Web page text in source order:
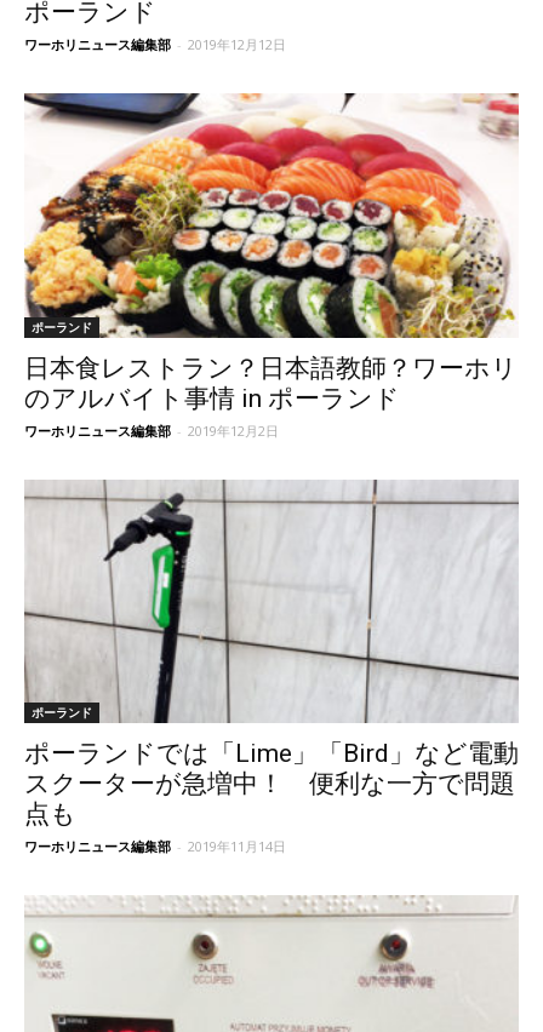
ポーランド
ワーホリニュース編集部 - 2019年12月12日
ポーランド
日本食レストラン？日本語教師？ワーホリ
のアルバイト事情 in ポーランド
ワーホリニュース編集部 - 2019年12月2日
ポーランド
ポーランドでは「Lime」「Bird」など電動
スクーターが急増中！ 便利な一方で問題
点も
ワーホリニュース編集部 - 2019年11月14日